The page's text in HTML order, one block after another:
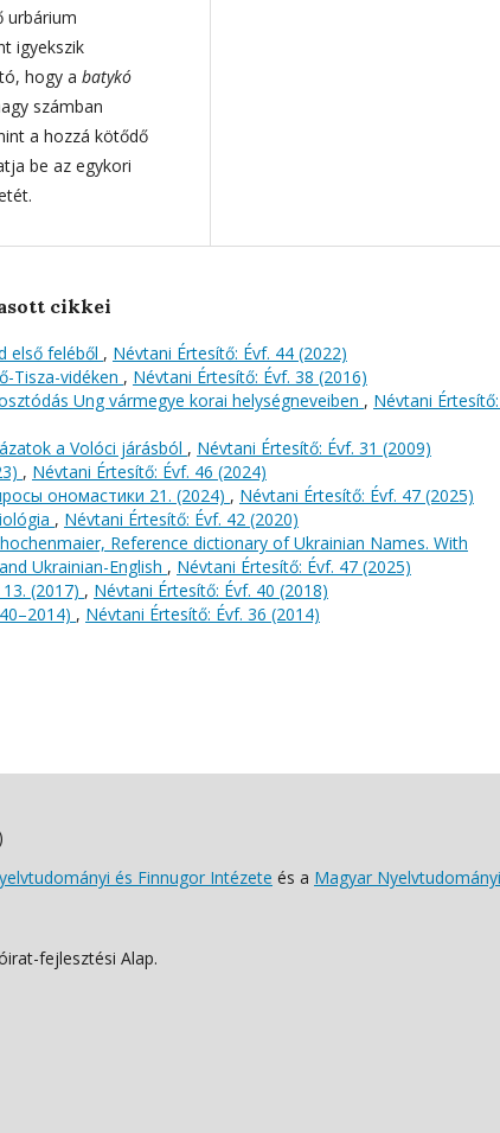
urbárium
igyekszik
hogy a batykó
számban
a hozzá kötődő
be az egykori
cikkei
első feléből , Névtani Értesítő: Évf. 44 (2022)
Tisza-vidéken , Névtani Értesítő: Évf. 38 (2016)
Ung vármegye korai helységneveiben , Névtani
a Volóci járásból , Névtani Értesítő: Évf. 31 (2009)
, Névtani Értesítő: Évf. 46 (2024)
oномастики 21. (2024) , Névtani Értesítő: Évf. 47 (2025)
, Névtani Értesítő: Évf. 42 (2020)
Reference dictionary of Ukrainian Names. With
Ukrainian-English , Névtani Értesítő: Évf. 47 (2025)
(2017) , Névtani Értesítő: Évf. 40 (2018)
, Névtani Értesítő: Évf. 36 (2014)
és Finnugor Intézete és a Magyar
fejlesztési Alap.